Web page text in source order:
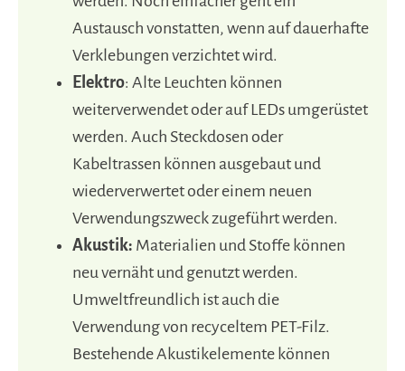
Austausch vonstatten, wenn auf dauerhafte
Verklebungen verzichtet wird.
Elektro: Alte Leuchten können
weiterverwendet oder auf LEDs umgerüstet
werden. Auch Steckdosen oder
Kabeltrassen können ausgebaut und
wiederverwertet oder einem neuen
Verwendungszweck zugeführt werden.
Akustik: Materialien und Stoffe können
neu vernäht und genutzt werden.
Umweltfreundlich ist auch die
Verwendung von recyceltem PET-Filz.
Bestehende Akustikelemente können